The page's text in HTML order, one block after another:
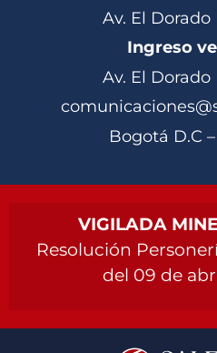
Av. El Dorado
Ingreso
Av. El Dorado
Bogotá D.C
VIGILADA
Resolución
del 09 de